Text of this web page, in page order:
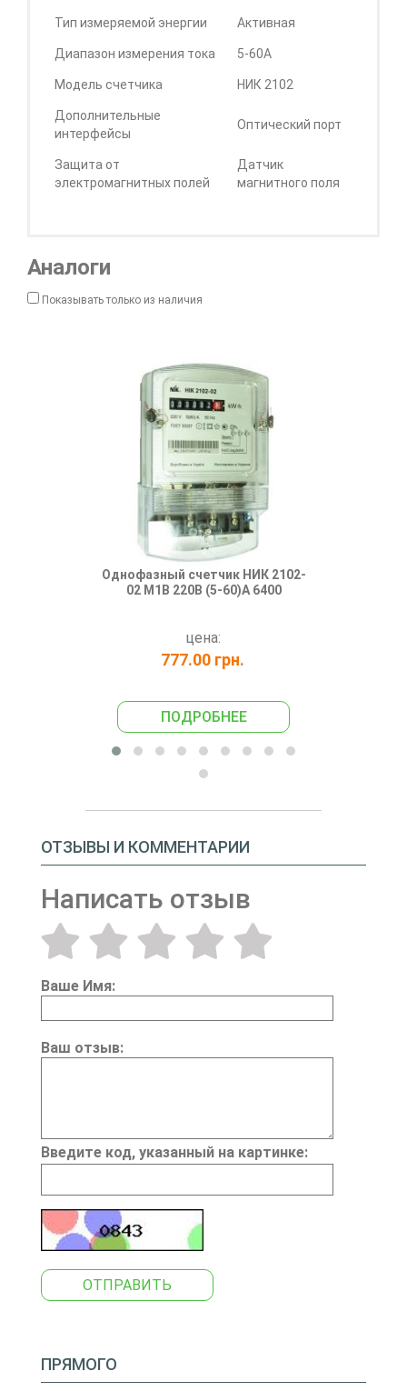
Тип измеряемой энергии Активная
Диапазон измерения тока 5-60А
Модель счетчика НИК 2102
Дополнительные
интерфейсы
Оптический порт
Защита от
электромагнитных полей
Датчик
магнитного поля
Аналоги
Показывать только из наличия
Однофазный счетчик НИК 2102-
02 М1В 220В (5-60)А 6400
цена:
777.00 грн.
ПОДРОБНЕЕ
ОТЗЫВЫ И КОММЕНТАРИИ
Написать отзыв
Ваше Имя:
Ваш отзыв:
Введите код, указанный на картинке:
ОТПРАВИТЬ
ПРЯМОГО